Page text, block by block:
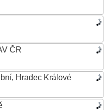
ČR
Hradec Králové